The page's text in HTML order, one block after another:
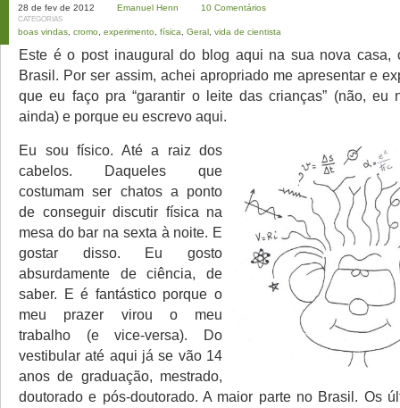
28 de fev de 2012 Emanuel Henn 10 Comentários
CATEGORIAS
boas vindas cromo experimento física Geral vida de cientista
Este é o post inaugural do blog aqui na sua nova casa,
Brasil. Por ser assim, achei apropriado me apresentar e
que eu faço pra “garantir o leite das crianças” (não, eu
ainda) e porque eu escrevo aqui.
Eu sou físico. Até a raiz dos
cabelos. Daqueles que
costumam ser chatos a ponto
de conseguir discutir física na
mesa do bar na sexta à noite. E
gostar disso. Eu gosto
absurdamente de ciência, de
saber. E é fantástico porque o
meu prazer virou o meu
trabalho (e vice-versa). Do
vestibular até aqui já se vão 14
anos de graduação, mestrado,
doutorado e pós-doutorado. A maior parte no Brasil. Os